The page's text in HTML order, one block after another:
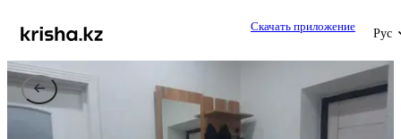
Скачать приложение
Рус